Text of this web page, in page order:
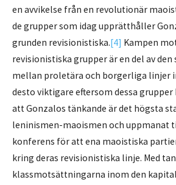
en avvikelse från en revolutionär
de grupper som idag upprätthåller
grunden revisionistiska.[4] Kampen
revisionistiska grupper är en del av
mellan proletära och borgerliga linjer
desto viktigare eftersom dessa
att Gonzalos tänkande är det högsta
leninismen-maoismen och uppmanat
konferens för att ena maoistiska
kring deras revisionistiska linje. Med
klassmotsättningarna inom den